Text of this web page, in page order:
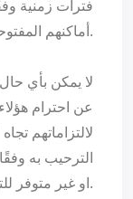
فترات زمنية
أماكنهم المفتوحة للجمهور.
لا يمكن بأي
عن احترام
لالتزاماتهم
الترحيب به
او غير متوفر للترحيب بالزائر او منعه من الدخول.